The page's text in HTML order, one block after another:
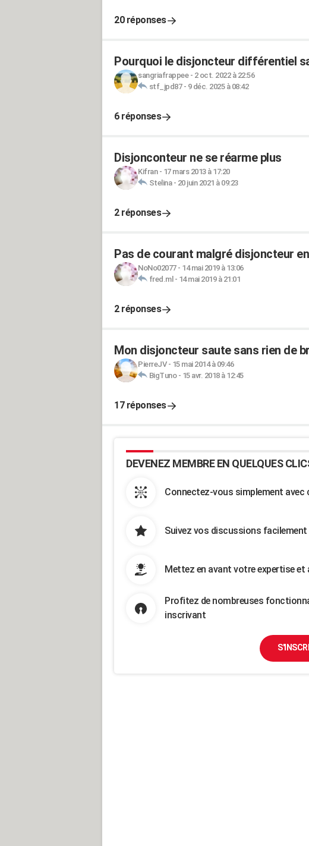
20 réponses
Pourquoi le disjoncteur différentiel
sangriafrappee- 2 oct. 2022 à 22:56
stf_jpd87- 9 déc. 2025 à 08:42
6 réponses
Disjonconteur ne se réarme plus
Kifran- 17 mars 2013 à 17:20
Stelina- 20 juin 2021 à 09:23
2 réponses
Pas de courant malgré disjoncteur
NoNo02077- 14 mai 2019 à 13:06
fred.ml - 14 mai 2019 à 21:01
2 réponses
Mon disjoncteur saute sans rien de
PierreJV- 15 mai 2014 à 09:46
BigTuno- 15 avr. 2018 à 12:45
17 réponses
DEVENEZ MEMBRE EN QUELQUES
Connectez-vous simplement
Suivez vos discussions
Mettez en avant votre expertise et
Profitez de nombreuses
inscrivant